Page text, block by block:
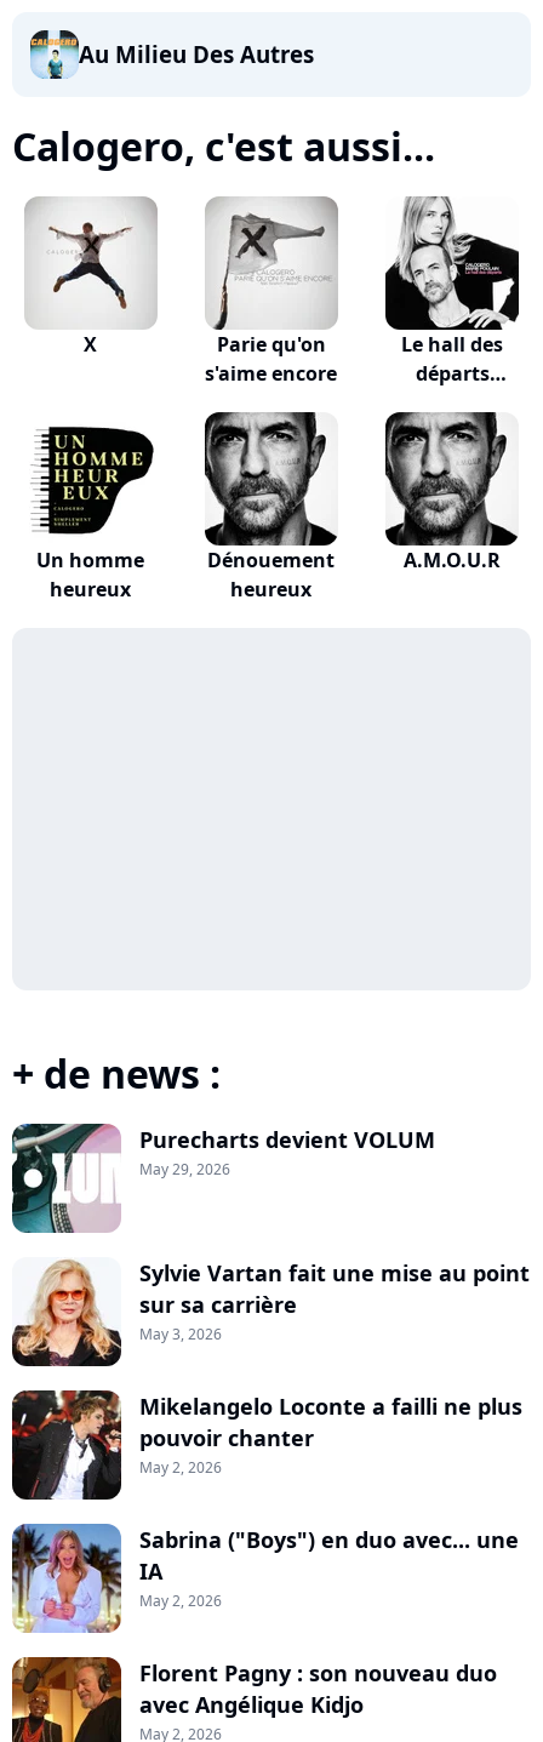
Au Milieu Des Autres
Calogero, c'est aussi...
X
Parie qu'on
s'aime encore
Le hall des
départs
Un homme
heureux
Dénouement
heureux
A.M.O.U.R
+ de news :
Purecharts devient VOLUM
May 29, 2026
Sylvie Vartan fait une mise au point
sur sa carrière
May 3, 2026
Mikelangelo Loconte a failli ne plus
pouvoir chanter
May 2, 2026
Sabrina ("Boys") en duo avec... une
IA
May 2, 2026
Florent Pagny : son nouveau duo
avec Angélique Kidjo
May 2, 2026